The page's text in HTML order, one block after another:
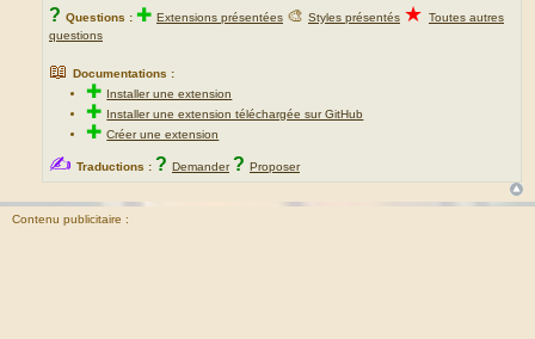
? Questions : ✚ Extensions présentées 🎨 Styles présentés ★ Toutes autres
questions
📖 Documentations :
✚ Installer une extension
✚ Installer une extension téléchargée sur GitHub
✚Créer une extension
✍ Traductions : ? Demander ? Proposer
Contenu publicitaire :